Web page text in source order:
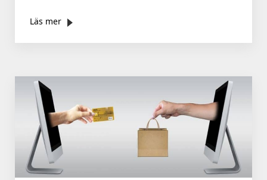
Läs mer